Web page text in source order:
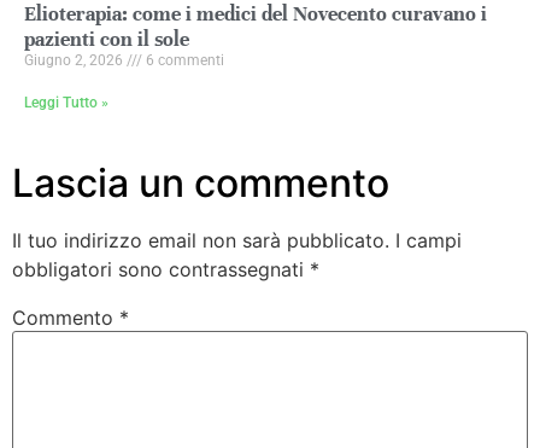
Elioterapia: come i medici del Novecento curavano i
pazienti con il sole
Giugno 2, 2026 6 commenti
Leggi Tutto »
Lascia un commento
Il tuo indirizzo email non sarà pubblicato. I campi
obbligatori sono contrassegnati *
Commento *